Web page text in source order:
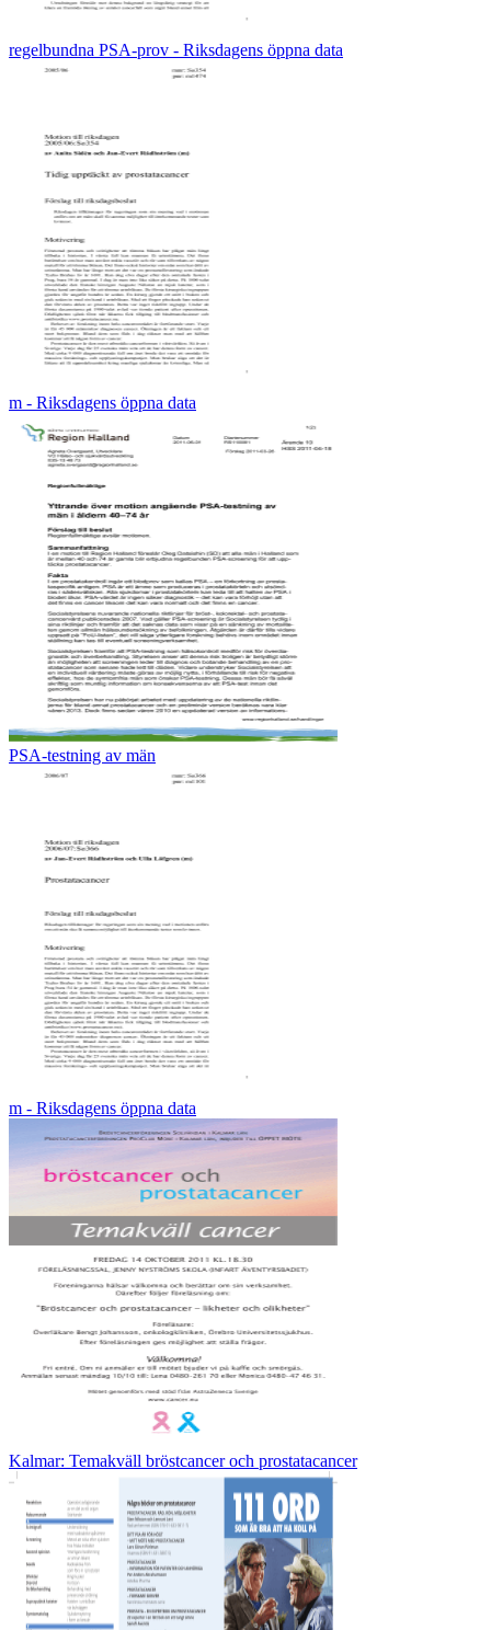
regelbundna PSA-prov - Riksdagens öppna data
m - Riksdagens öppna data
PSA-testning av män
m - Riksdagens öppna data
Kalmar: Temakväll bröstcancer och prostatacancer